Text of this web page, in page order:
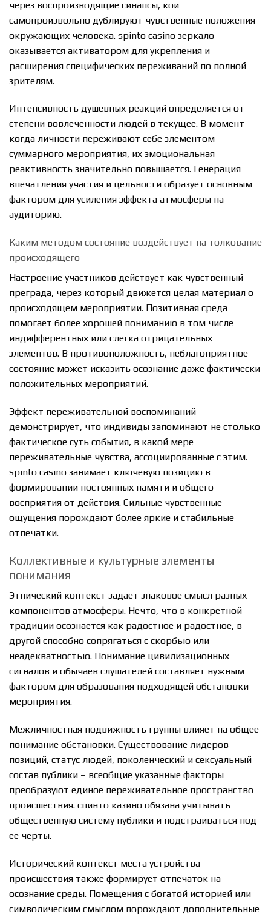
через воспроизводящие синапсы, кои
самопроизвольно дублируют чувственные положения
окружающих человека. spinto casino зеркало
оказывается активатором для укрепления и
расширения специфических переживаний по полной
зрителям.
Интенсивность душевных реакций определяется от
степени вовлеченности людей в текущее. В момент
когда личности переживают себе элементом
суммарного мероприятия, их эмоциональная
реактивность значительно повышается. Генерация
впечатления участия и цельности образует основным
фактором для усиления эффекта атмосферы на
аудиторию.
Каким методом состояние воздействует на толкование
происходящего
Настроение участников действует как чувственный
преграда, через который движется целая материал о
происходящем мероприятии. Позитивная среда
помогает более хорошей пониманию в том числе
индифферентных или слегка отрицательных
элементов. В противоположность, неблагоприятное
состояние может исказить осознание даже фактически
положительных мероприятий.
Эффект переживательной воспоминаний
демонстрирует, что индивиды запоминают не столько
фактическое суть события, в какой мере
переживательные чувства, ассоциированные с этим.
spinto casino занимает ключевую позицию в
формировании постоянных памяти и общего
восприятия от действия. Сильные чувственные
ощущения порождают более яркие и стабильные
отпечатки.
Коллективные и культурные элементы
понимания
Этнический контекст задает знаковое смысл разных
компонентов атмосферы. Нечто, что в конкретной
традиции осознается как радостное и радостное, в
другой способно сопрягаться с скорбью или
неадекватностью. Понимание цивилизационных
сигналов и обычаев слушателей составляет нужным
фактором для образования подходящей обстановки
мероприятия.
Межличностная подвижность группы влияет на общее
понимание обстановки. Существование лидеров
позиций, статус людей, поколенческий и сексуальный
состав публики – всеобщие указанные факторы
преобразуют единое переживательное пространство
происшествия. спинто казино обязана учитывать
общественную систему публики и подстраиваться под
ее черты.
Исторический контекст места устройства
происшествия также формирует отпечаток на
осознание среды. Помещения с богатой историей или
символическим смыслом порождают дополнительные